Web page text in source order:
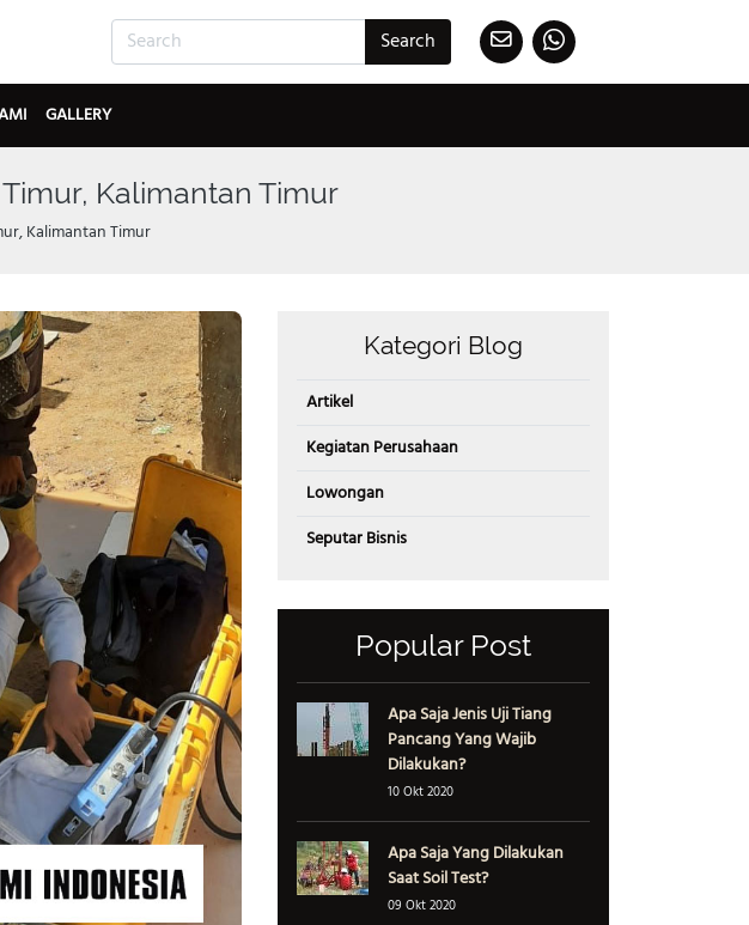
Search
GALLERY
Kalimantan Timur
Kalimantan Timur
Kategori Blog
Artikel
Kegiatan Perusahaan
Lowongan
Seputar Bisnis
Popular Post
Apa Saja Jenis Uji Tiang
Pancang Yang Wajib
Dilakukan?
10 Okt 2020
Apa Saja Yang Dilakukan
Saat Soil Test?
09 Okt 2020